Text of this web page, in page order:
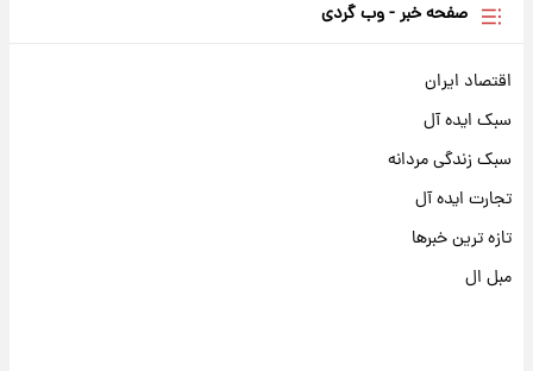
صفحه خبر - وب گردی
اقتصاد ایران
سبک ایده آل
سبک زندگی مردانه
تجارت ایده آل
تازه ترین خبرها
مبل ال